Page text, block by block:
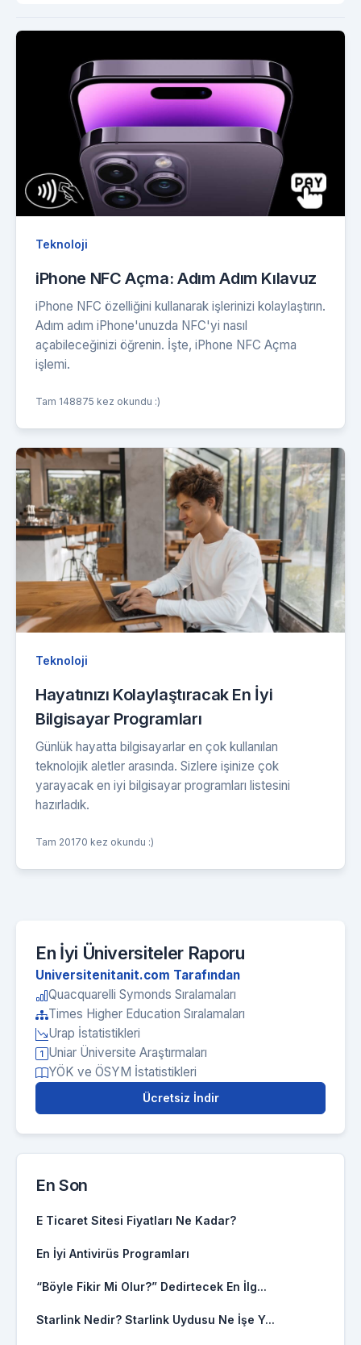
Teknoloji
iPhone NFC Açma: Adım Adım Kılavuz
iPhone NFC özelliğini kullanarak işlerinizi kolaylaştırın.
Adım adım iPhone'unuzda NFC'yi nasıl
açabileceğinizi öğrenin. İşte, iPhone NFC Açma
işlemi.
Tam 148875 kez okundu :)
Teknoloji
Hayatınızı Kolaylaştıracak En İyi
Bilgisayar Programları
Günlük hayatta bilgisayarlar en çok kullanılan
teknolojik aletler arasında. Sizlere işinize çok
yarayacak en iyi bilgisayar programları listesini
hazırladık.
Tam 20170 kez okundu :)
En İyi Üniversiteler Raporu
Universitenitanit.com Tarafından
Quacquarelli Symonds Sıralamaları
Times Higher Education Sıralamaları
Urap İstatistikleri
Uniar Üniversite Araştırmaları
YÖK ve ÖSYM İstatistikleri
Ücretsiz İndir
En Son
E Ticaret Sitesi Fiyatları Ne Kadar?
En İyi Antivirüs Programları
“Böyle Fikir Mi Olur?” Dedirtecek En İlg...
Starlink Nedir? Starlink Uydusu Ne İşe Y...